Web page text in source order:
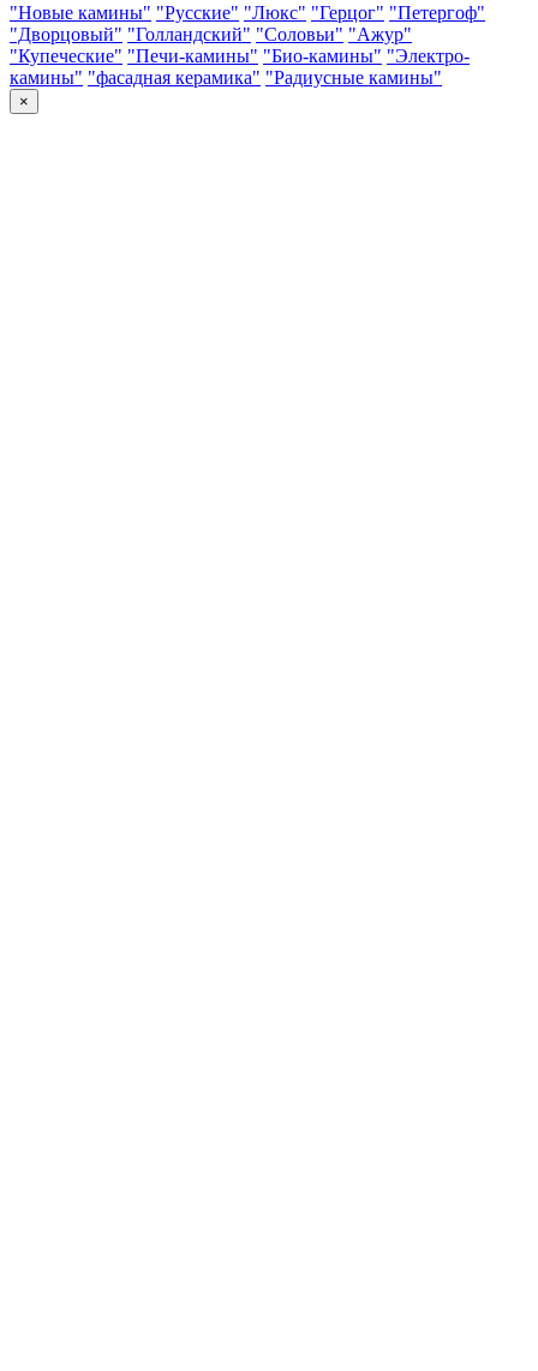
"Новые камины" "Русские" "Люкс" "Герцог" "Петергоф"
"Дворцовый" "Голландский" "Соловьи" "Ажур"
"Купеческие" "Печи-камины" "Био-камины" "Электро-
камины" "фасадная керамика" "Радиусные камины"
×